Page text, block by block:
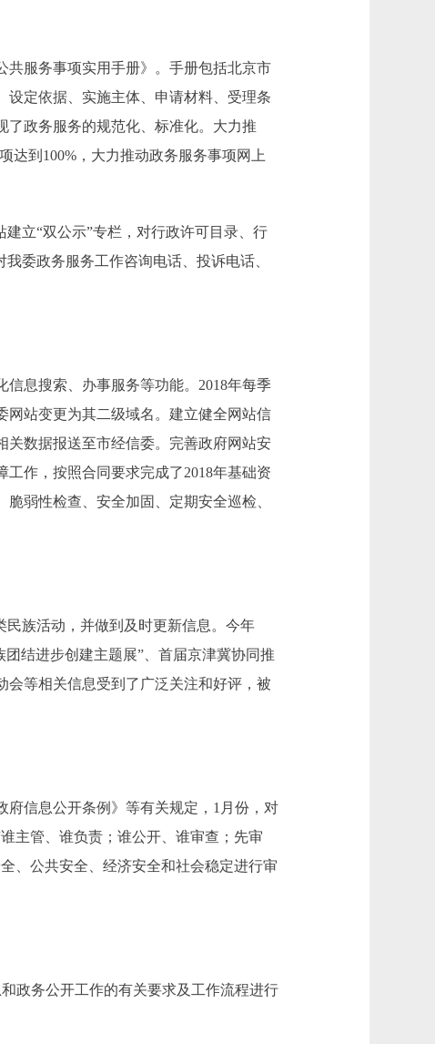
服务事项实用手册》。手册包括北京市
设定依据、实施主体、申请材料、受理条
了政务服务的规范化、标准化。大力推
达到100%，大力推动政务服务事项网上
立“双公示”专栏，对行政许可目录、行
委政务服务工作咨询电话、投诉电话、
息搜索、办事服务等功能。2018年每季
网站变更为其二级域名。建立健全网站信
关数据报送至市经信委。完善政府网站安
作，按照合同要求完成了2018年基础资
弱性检查、安全加固、定期安全巡检、
族活动，并做到及时更新信息。今年
结进步创建主题展”、首届京津冀协同推
等相关信息受到了广泛关注和好评，被
信息公开条例》等有关规定，1月份，对
主管、谁负责；谁公开、谁审查；先审
、公共安全、经济安全和社会稳定进行审
政务公开工作的有关要求及工作流程进行